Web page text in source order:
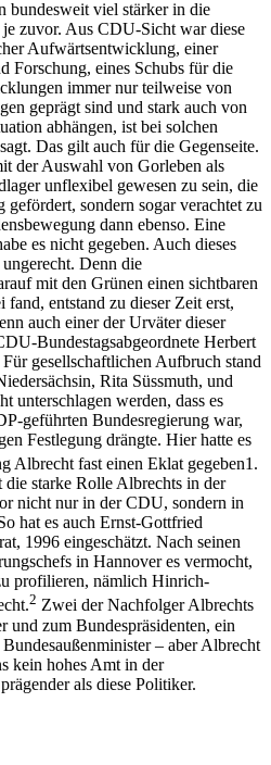
bundesweit viel stärker in die
zuvor. Aus CDU-Sicht war diese
Aufwärtsentwicklung, einer
Forschung, eines Schubs für die
immer nur teilweise von
geprägt sind und stark auch von
abhängen, ist bei solchen
Das gilt auch für die Gegenseite.
der Auswahl von Gorleben als
unflexibel gewesen zu sein, die
sondern sogar verachtet zu
dann ebenso. Eine
es nicht gegeben. Auch dieses
Denn die
mit den Grünen einen sichtbaren
entstand zu dieser Zeit erst,
auch einer der Urväter dieser
Bundestagsabgeordnete Herbert
gesellschaftlichen Aufbruch stand
Rita Süssmuth, und
unterschlagen werden, dass es
geführten Bundesregierung war,
Festlegung drängte. Hier hatte es
Albrecht fast einen Eklat gegeben1 .
die starke Rolle Albrechts in der
nicht nur in der CDU, sondern in
hat es auch Ernst-Gottfried
1996 eingeschätzt. Nach seinen
in Hannover es vermocht,
profilieren, nämlich Hinrich-
2 Zwei der Nachfolger Albrechts
und zum Bundespräsidenten, ein
– aber Albrecht
kein hohes Amt in der
als diese Politiker.